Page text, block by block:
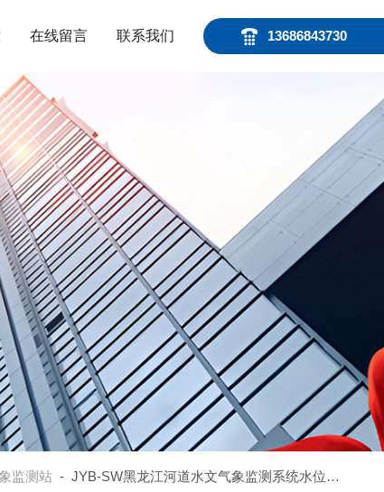
13686843730
在线留言 联系我们
监测站- JYB-SW黑龙江河道水文气象监测系统水位深度检测